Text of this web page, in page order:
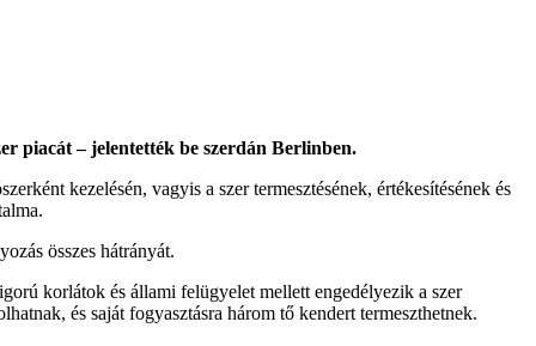
piacát – jelentették be szerdán Berlinben.
kezelésén, vagyis a szer termesztésének, értékesítésének és
összes hátrányát.
korlátok és állami felügyelet mellett engedélyezik a szer
és saját fogyasztásra három tő kendert termeszthetnek.